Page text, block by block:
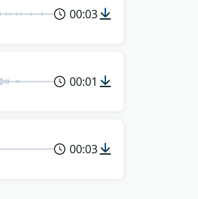
00:03
00:01
00:03